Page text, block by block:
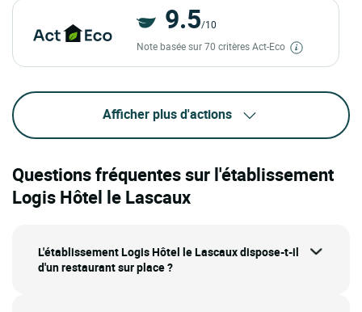
9.5/10
Note basée sur 70 critères Act-Eco
Afficher plus d'actions
Questions fréquentes sur l'établissement
Logis Hôtel le Lascaux
L'établissement Logis Hôtel le Lascaux dispose-t-il
d'un restaurant sur place ?